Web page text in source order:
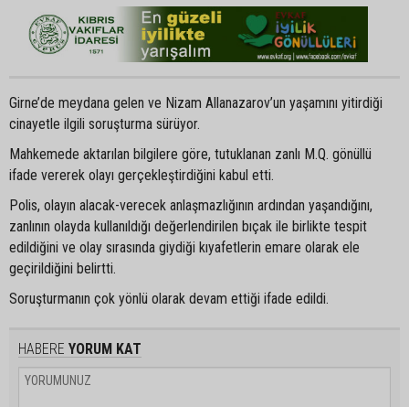
Girne’de meydana gelen ve Nizam Allanazarov’un yaşamını yitirdiği
cinayetle ilgili soruşturma sürüyor.
Mahkemede aktarılan bilgilere göre, tutuklanan zanlı M.Q. gönüllü
ifade vererek olayı gerçekleştirdiğini kabul etti.
Polis, olayın alacak-verecek anlaşmazlığının ardından yaşandığını,
zanlının olayda kullanıldığı değerlendirilen bıçak ile birlikte tespit
edildiğini ve olay sırasında giydiği kıyafetlerin emare olarak ele
geçirildiğini belirtti.
Soruşturmanın çok yönlü olarak devam ettiği ifade edildi.
HABERE YORUM KAT